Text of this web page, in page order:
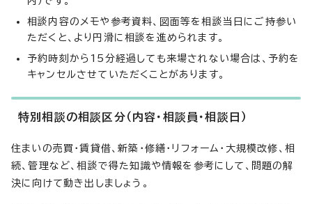
相談内容のメモや参考資料、図面等を相談当日にご持参い
ただくと、より円滑に相談を進められます。
予約時刻から15分経過しても来場されない場合は、予約を
キャンセルさせていただくことがあります。
特別相談の相談区分（内容・相談員・相談日）
住まいの売買・賃貸借、新築・修繕・リフォーム・大規模改修、相
続、管理など、相談で得た知識や情報を参考にして、問題の解
決に向けて動き出しましょう。